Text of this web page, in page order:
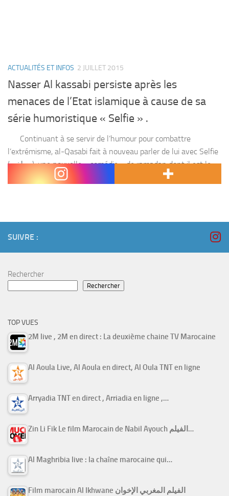
ACTUALITÉS ET INFOS 2 JUILLET 2015
Nasser Al kassabi persiste après les
menaces de l’Etat islamique à cause de sa
série humoristique « Selfie » .
Continuant à se servir de l’humour pour combattre
l’extrémisme, al-Qasabi fait à nouveau parler de lui avec Selfie
(سيلفي), une nouvelle « comédie » de ramadan dont il est le
principal...
SUIVRE :
Rechercher
Rechercher
TOP VUES
2M live , 2M en direct : La deuxième chaine TV Marocaine
Al Aoula Live, Al Aoula en direct, Al Oula TNT en ligne
Arryadia TNT en direct , Arriadia en ligne ,…
Zin Li Fik Le film Marocain de Nabil Ayouch الفيلم…
Al Maghribia live : la chaîne marocaine qui…
Film marocain Al Ikhwane الفيلم المغربي الإخوان